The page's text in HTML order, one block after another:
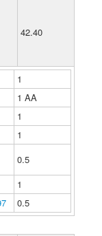
42.40
1
1 ΑΑ
1
1
0.5
1
0.5